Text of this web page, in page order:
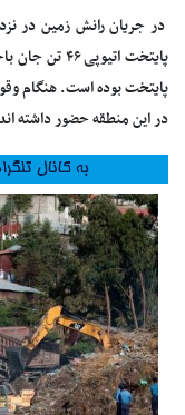
در جریان رانش زمین در
در این منطقه حضور داشته